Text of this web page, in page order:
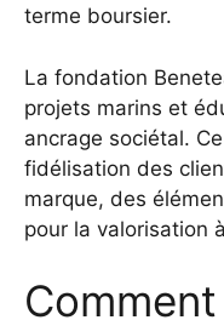
terme boursier.
La fondation
projets marins et
ancrage sociétal.
fidélisation des
marque, des
pour la valorisation